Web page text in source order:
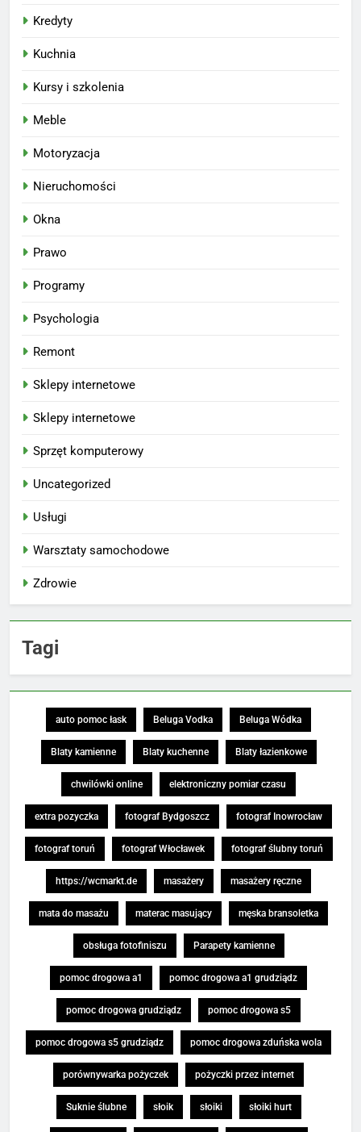
Kredyty
Kuchnia
Kursy i szkolenia
Meble
Motoryzacja
Nieruchomości
Okna
Prawo
Programy
Psychologia
Remont
Sklepy internetowe
Sklepy internetowe
Sprzęt komputerowy
Uncategorized
Usługi
Warsztaty samochodowe
Zdrowie
Tagi
auto pomoc łask Beluga Vodka Beluga Wódka
Blaty kamienne Blaty kuchenne Blaty łazienkowe
chwilówki online elektroniczny pomiar czasu
extra pozyczka fotograf Bydgoszcz fotograf Inowrocław
fotograf toruń fotograf Włocławek fotograf ślubny toruń
https://wcmarkt.de masażery masażery ręczne
mata do masażu materac masujący męska bransoletka
obsługa fotofiniszu Parapety kamienne
pomoc drogowa a1 pomoc drogowa a1 grudziądz
pomoc drogowa grudziądz pomoc drogowa s5
pomoc drogowa s5 grudziądz pomoc drogowa zduńska wola
porównywarka pożyczek pożyczki przez internet
Suknie ślubne słoik słoiki słoiki hurt